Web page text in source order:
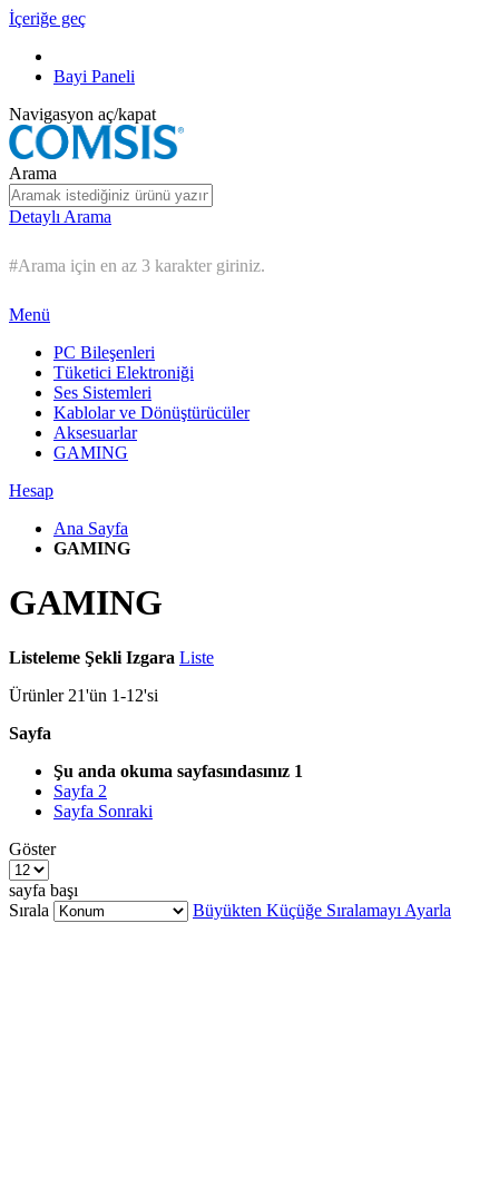
İçeriğe geç
Bayi Paneli
Navigasyon aç/kapat
Arama
Detaylı Arama
#Arama için en az 3 karakter giriniz.
Menü
PC Bileşenleri
Tüketici Elektroniği
Ses Sistemleri
Kablolar ve Dönüştürücüler
Aksesuarlar
GAMING
Hesap
Ana Sayfa
GAMING
GAMING
Listeleme Şekli Izgara Liste
Ürünler 21'ün 1-12'si
Sayfa
Şu anda okuma sayfasındasınız 1
Sayfa 2
Sayfa Sonraki
Göster
sayfa başı
Sırala
Büyükten Küçüğe Sıralamayı Ayarla